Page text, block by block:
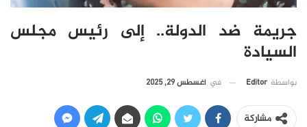
جريمة ضد الدولة.. إلى رئيس مجلس
السيادة
بواسطة Editor في أغسطس 29, 2025
مشاركة